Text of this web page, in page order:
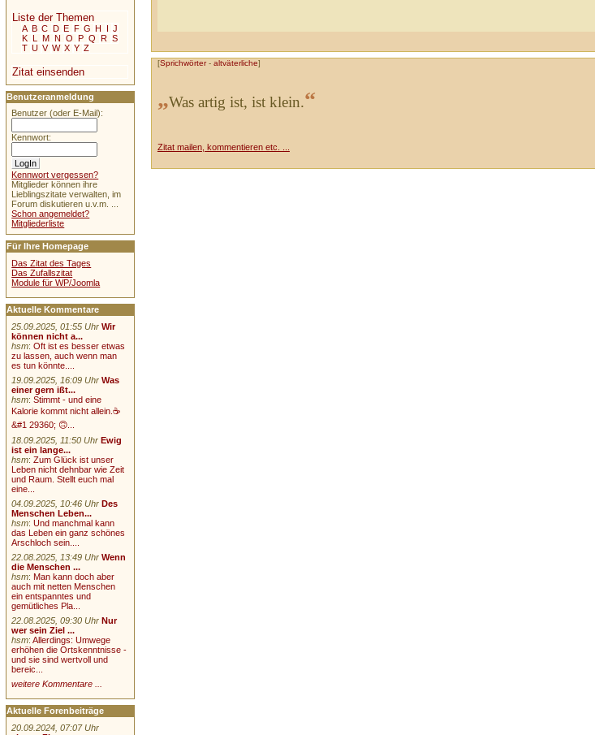
[Sprichwörter- altväterliche]
„Was artig ist, ist klein.“
Zitat mailen, kommentieren etc. ...
Liste der Themen
A B C D E F G H I J
K L M N O P Q R S
T U V W X Y Z
Zitat einsenden
Benutzeranmeldung
Benutzer (oder E-Mail):
Kennwort:
Kennwort vergessen?
Mitglieder können ihre
Lieblingszitate verwalten, im
Forum diskutieren u.v.m. ...
Schon angemeldet?
Mitgliederliste
Für Ihre Homepage
Das Zitat des Tages
Das Zufallszitat
Module für WP/Joomla
Aktuelle Kommentare
25.09.2025, 01:55 Uhr Wir
können nicht a...
hsm:Oft ist es besser etwas
zu lassen, auch wenn man
es tun könnte....
19.09.2025, 16:09 Uhr Was
einer gern ißt...
hsm:Stimmt - und eine
Kalorie kommt nicht allein.☕
&#1 29360; 🙃...
18.09.2025, 11:50 Uhr Ewig
ist ein lange...
hsm:Zum Glück ist unser
Leben nicht dehnbar wie Zeit
und Raum. Stellt euch mal
eine...
04.09.2025, 10:46 Uhr Des
Menschen Leben...
hsm:Und manchmal kann
das Leben ein ganz schönes
Arschloch sein....
22.08.2025, 13:49 Uhr Wenn
die Menschen ...
hsm:Man kann doch aber
auch mit netten Menschen
ein entspanntes und
gemütliches Pla...
22.08.2025, 09:30 Uhr Nur
wer sein Ziel ...
hsm:Allerdings: Umwege
erhöhen die Ortskenntnisse -
und sie sind wertvoll und
bereic...
weitere Kommentare ...
Aktuelle Forenbeiträge
20.09.2024, 07:07 Uhr